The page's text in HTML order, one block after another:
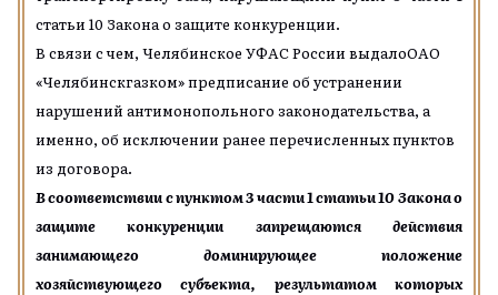
статьи 10 Законао защите конкуренции.
В связи счем, Челябинское УФАС России выдалоОАО
«Челябинскгазком»предписание об устранении
нарушений антимонопольного законодательства, а
именно, об исключении ранее перечисленных пунктов
из договора.
Всоответствии спунктом 3части1 статьи 10 Законао
защите конкуренции запрещаются действия
занимающего доминирующее положение
хозяйствующего субъекта, результатом которых